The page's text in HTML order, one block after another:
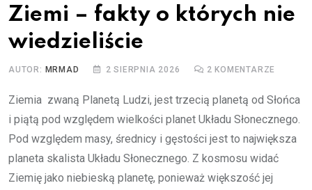
Ziemi – fakty o których nie
wiedzieliście
AUTOR: MRMAD 2 SIERPNIA 2026 2 KOMENTARZE
Ziemia zwaną Planetą Ludzi, jest trzecią planetą od Słońca
i piątą pod względem wielkości planet Układu Słonecznego.
Pod względem masy, średnicy i gęstości jest to największa
planeta skalista Układu Słonecznego. Z kosmosu widać
Ziemię jako niebieską planetę, ponieważ większość jej